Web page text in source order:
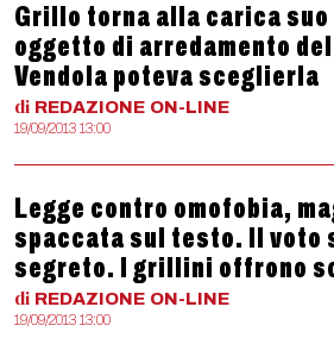
Grillo torna alla carica
oggetto di arredamento
Vendola poteva sceglierla
di REDAZIONE ON-LINE
19/09/2013 13:00
Legge contro omofobia,
spaccata sul testo. Il voto
segreto. I grillini offrono
di REDAZIONE ON-LINE
19/09/2013 13:00